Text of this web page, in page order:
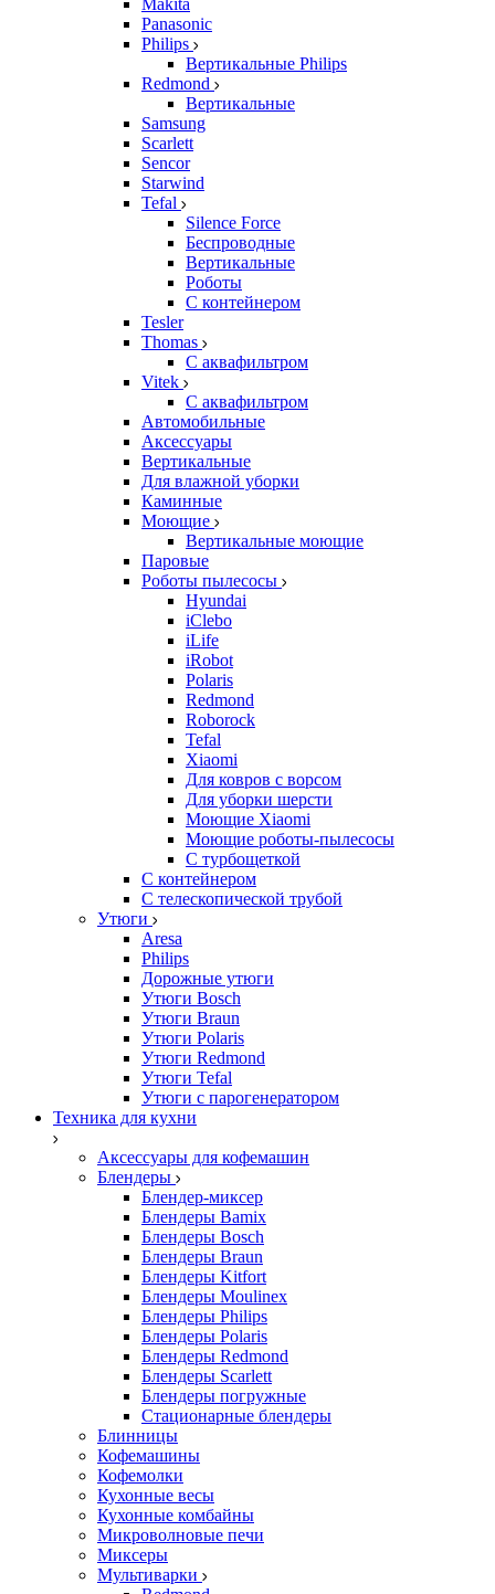
Makita
Panasonic
Philips
Вертикальные Philips
Redmond
Вертикальные
Samsung
Scarlett
Sencor
Starwind
Tefal
Silence Force
Беспроводные
Вертикальные
Роботы
С контейнером
Tesler
Thomas
С аквафильтром
Vitek
С аквафильтром
Автомобильные
Аксессуары
Вертикальные
Для влажной уборки
Каминные
Моющие
Вертикальные моющие
Паровые
Роботы пылесосы
Hyundai
iClebo
iLife
iRobot
Polaris
Redmond
Roborock
Tefal
Xiaomi
Для ковров с ворсом
Для уборки шерсти
Моющие Xiaomi
Моющие роботы-пылесосы
С турбощеткой
С контейнером
С телескопической трубой
Утюги
Aresa
Philips
Дорожные утюги
Утюги Bosch
Утюги Braun
Утюги Polaris
Утюги Redmond
Утюги Tefal
Утюги с парогенератором
Техника для кухни
Аксессуары для кофемашин
Блендеры
Блендер-миксер
Блендеры Bamix
Блендеры Bosch
Блендеры Braun
Блендеры Kitfort
Блендеры Moulinex
Блендеры Philips
Блендеры Polaris
Блендеры Redmond
Блендеры Scarlett
Блендеры погружные
Стационарные блендеры
Блинницы
Кофемашины
Кофемолки
Кухонные весы
Кухонные комбайны
Микроволновые печи
Миксеры
Мультиварки